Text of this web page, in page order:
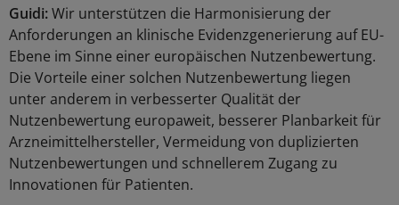
Guidi:Wir unterstützen die Harmonisierung der
Anforderungen an klinische Evidenzgenerierung auf EU-
Ebene im Sinne einer europäischen Nutzenbewertung.
Die Vorteile einer solchen Nutzenbewertung liegen
unter anderem in verbesserter Qualität der
Nutzenbewertung europaweit, besserer Planbarkeit für
Arzneimittelhersteller, Vermeidung von duplizierten
Nutzenbewertungen und schnellerem Zugang zu
Innovationen für Patienten.